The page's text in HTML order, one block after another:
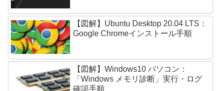
【図解】Ubuntu Desktop 20.04 LTS：
Google Chromeインストール手順
【図解】Windows10 パソコン：
「Windows メモリ診断」実行・ログ
確認手順